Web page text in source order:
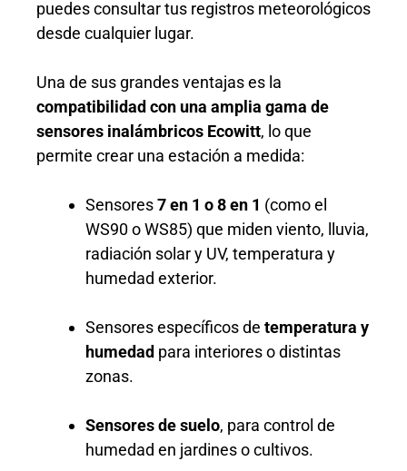
puedes consultar tus registros meteorológicos
desde cualquier lugar.
Una de sus grandes ventajas es la
compatibilidad con una amplia gama de
sensores inalámbricos Ecowitt, lo que
permite crear una estación a medida:
Sensores7 en 1 o 8 en 1 (como el
WS90 o WS85) que miden viento, lluvia,
radiación solar y UV, temperatura y
humedad exterior.
Sensores específicos de temperatura y
humedad para interiores o distintas
zonas.
Sensores de suelo, para control de
humedad en jardines o cultivos.